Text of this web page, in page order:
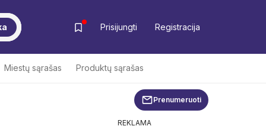
Prisijungti Registracija
Miestų sąrašas Produktų sąrašas
Prenumeruoti
REKLAMA